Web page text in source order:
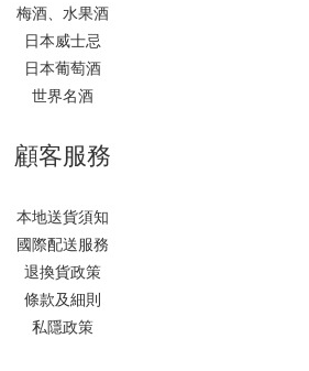
梅酒、水果酒
日本威士忌
日本葡萄酒
世界名酒
顧客服務
本地送貨須知
國際配送服務
退換貨政策
條款及細則
私隱政策